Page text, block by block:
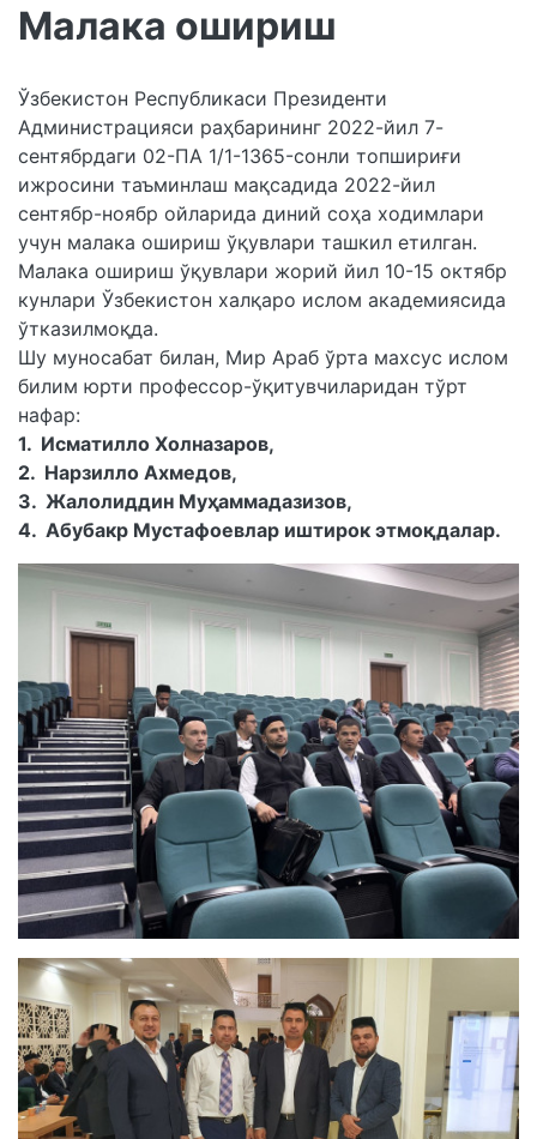
Малака ошириш
Ўзбекистон Республикаси Президенти
Aдминистрацияси раҳбарининг 2022-йил 7-
сентябрдаги 02-ПA 1/1-1365-сонли топшириғи
ижросини таъминлаш мақсадида 2022-йил
сентябр-ноябр ойларида диний соҳа ходимлари
учун малака ошириш ўқувлари ташкил етилган.
Малака ошириш ўқувлари жорий йил 10-15 октябр
кунлари Ўзбекистон халқаро ислом академиясида
ўтказилмоқда.
Шу муносабат билан, Мир Араб ўрта махсус ислом
билим юрти профессор-ўқитувчиларидан тўрт
нафар:
1. Исматилло Холназаров,
2. Нарзилло Ахмедов,
3. Жалолиддин Муҳаммадазизов,
4. Абубакр Мустафоевлар иштирок этмоқдалар.